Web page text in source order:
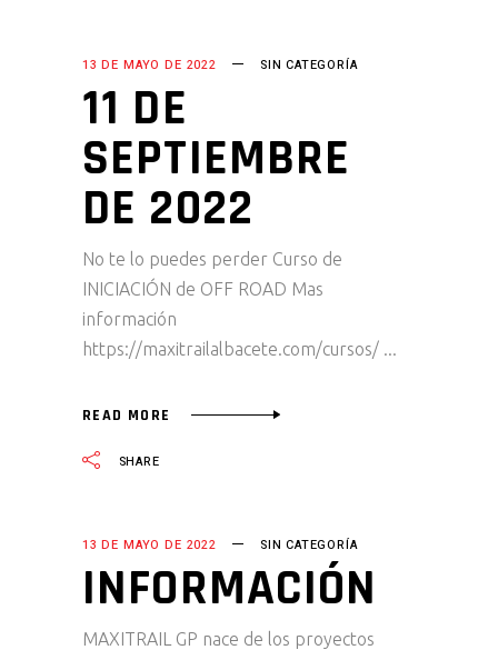
13 DE MAYO DE 2022 SIN CATEGORÍA
11 DE
SEPTIEMBRE
DE 2022
No te lo puedes perder Curso de
INICIACIÓN de OFF ROAD Mas
información
https://maxitrailalbacete.com/cursos/
READ MORE
SHARE
13 DE MAYO DE 2022 SIN CATEGORÍA
INFORMACIÓN
MAXITRAIL GP nace de los proyectos